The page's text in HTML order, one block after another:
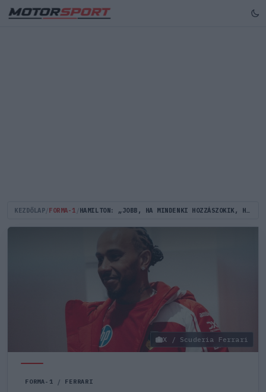
KEZDŐLAP FORMA-1 HAMILTON: „JOBB, HA MINDENKI HOZZÁSZOKIK, HOGY MÉG JÓ IDEIG ITT LESZEK!”
X / Scuderia Ferrari
FORMA-1 / FERRARI